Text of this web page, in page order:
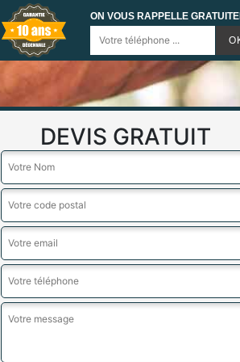
ON VOUS RAPPELLE
DEVIS GRATUIT